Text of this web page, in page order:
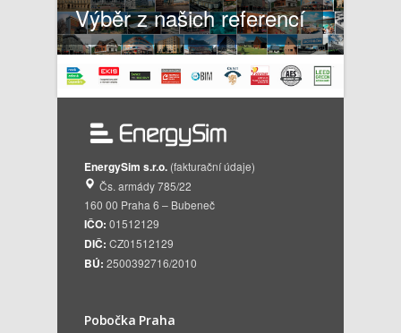
Výběr z našich referencí
EnergySim s.r.o. (fakturační údaje)
Čs. armády 785/22
160 00 Praha 6 – Bubeneč
IČO: 01512129
DIČ: CZ01512129
BÚ: 2500392716/2010
Pobočka Praha